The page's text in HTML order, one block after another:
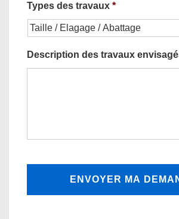
Types des travaux *
Description des travaux